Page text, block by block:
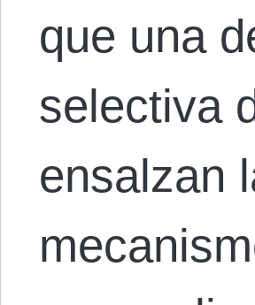
que una
selectiva
ensalzan